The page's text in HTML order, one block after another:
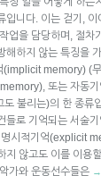
입니다. 이는 걷기, 이
업을 담당하며, 절차
해하지 않는 특징을
(implicit memory) (
또는 자동
불리는)의 한 종류
들로 기억되는 서술
시적기억(explicit
지 않고도 이를 이용
가와 운동선수들은 →